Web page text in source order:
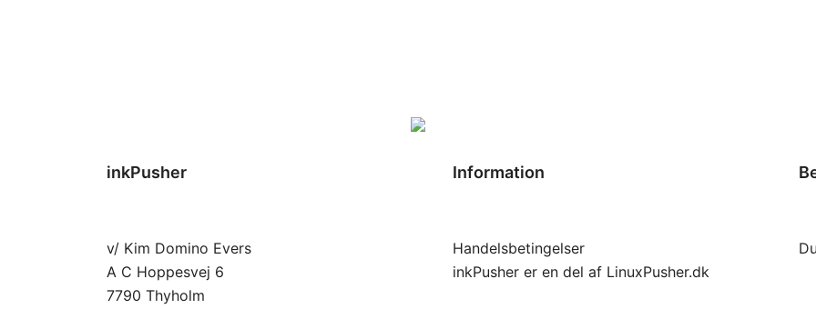
inkPusher
v/ Kim Domino Evers
A C Hoppesvej 6
7790 Thyholm
Information
Handelsbetingelser
inkPusher er en del af LinuxPusher.dk